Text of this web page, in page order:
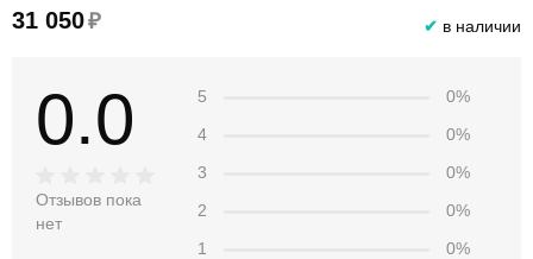
31 050₽ ✔ в наличии
0.0
Отзывов пока
нет
5
0%
4
0%
3
0%
2
0%
1
0%